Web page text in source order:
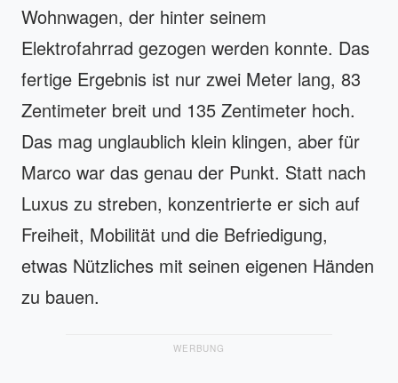
Wohnwagen, der hinter seinem
Elektrofahrrad gezogen werden konnte. Das
fertige Ergebnis ist nur zwei Meter lang, 83
Zentimeter breit und 135 Zentimeter hoch.
Das mag unglaublich klein klingen, aber für
Marco war das genau der Punkt. Statt nach
Luxus zu streben, konzentrierte er sich auf
Freiheit, Mobilität und die Befriedigung,
etwas Nützliches mit seinen eigenen Händen
zu bauen.
WERBUNG